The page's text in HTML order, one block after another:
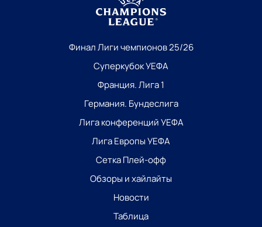
Финал Лиги чемпионов 25/26
Суперкубок УЕФА
Франция. Лига 1
Германия. Бундеслига
Лига конференций УЕФА
Лига Европы УЕФА
Сетка Плей-офф
Обзоры и хайлайты
Новости
Таблица